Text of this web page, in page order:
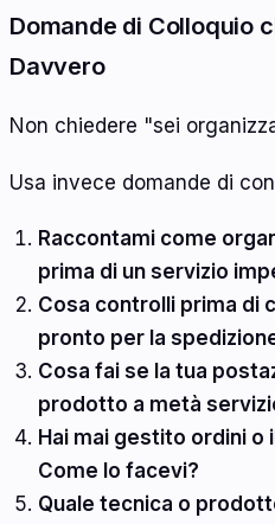
Domande di Colloquio
Davvero
Non chiedere "sei
Usa invece domande di
Raccontami come
prima di un servizio
Cosa controlli prima di
pronto per la
Cosa fai se la tua
prodotto a metà
Hai mai gestito ordini
Come lo facevi?
Quale tecnica o